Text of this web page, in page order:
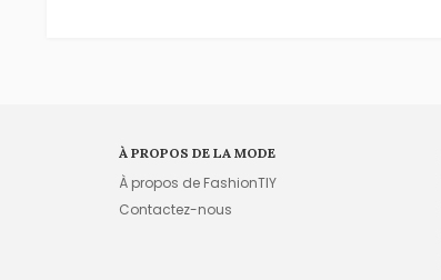
À PROPOS DE LA MODE
À propos de FashionTIY
Contactez-nous